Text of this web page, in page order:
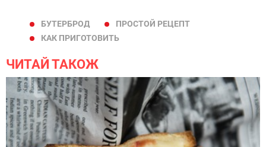
БУТЕРБРОД
ПРОСТОЙ РЕЦЕПТ
КАК ПРИГОТОВИТЬ
ЧИТАЙ ТАКОЖ